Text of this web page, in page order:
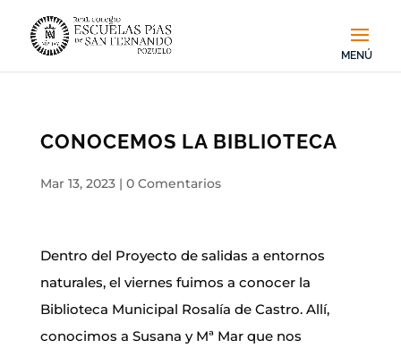
CONOCEMOS LA BIBLIOTECA
Mar 13, 2023| 0 Comentarios
Dentro del Proyecto de salidas a entornos
naturales, el viernes fuimos a conocer la
Biblioteca Municipal Rosalía de Castro. Allí,
conocimos a Susana y Mª Mar que nos